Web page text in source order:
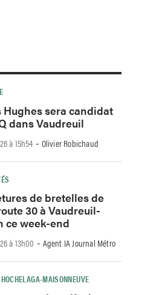
Hughes sera candidat
dans Vaudreuil
à 15h54 -Olivier Robichaud
de bretelles de
30 à Vaudreuil-
ce week-end
à 13h00 -Agent IA Journal Métro
MAISONNEUVE